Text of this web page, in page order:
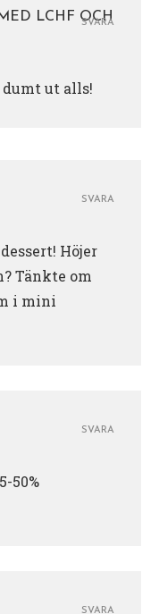
LCHF OCH
dumt ut alls!
SVARA
Höjer
Tänkte om
i mini
SVARA
50%
SVARA
SVARA